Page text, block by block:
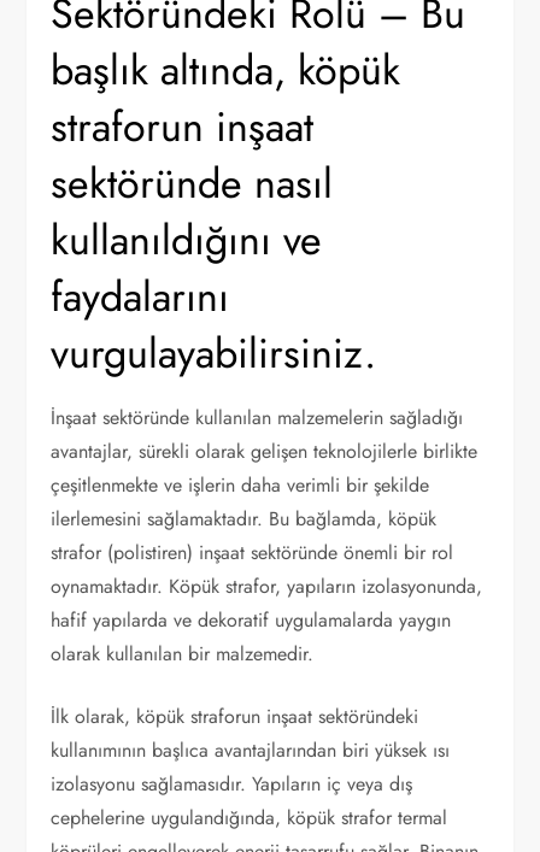
Sektöründeki Rolü – Bu
başlık altında, köpük
straforun inşaat
sektöründe nasıl
kullanıldığını ve
faydalarını
vurgulayabilirsiniz.
İnşaat sektöründe kullanılan malzemelerin sağladığı
avantajlar, sürekli olarak gelişen teknolojilerle birlikte
çeşitlenmekte ve işlerin daha verimli bir şekilde
ilerlemesini sağlamaktadır. Bu bağlamda, köpük
strafor (polistiren) inşaat sektöründe önemli bir rol
oynamaktadır. Köpük strafor, yapıların izolasyonunda,
hafif yapılarda ve dekoratif uygulamalarda yaygın
olarak kullanılan bir malzemedir.
İlk olarak, köpük straforun inşaat sektöründeki
kullanımının başlıca avantajlarından biri yüksek ısı
izolasyonu sağlamasıdır. Yapıların iç veya dış
cephelerine uygulandığında, köpük strafor termal